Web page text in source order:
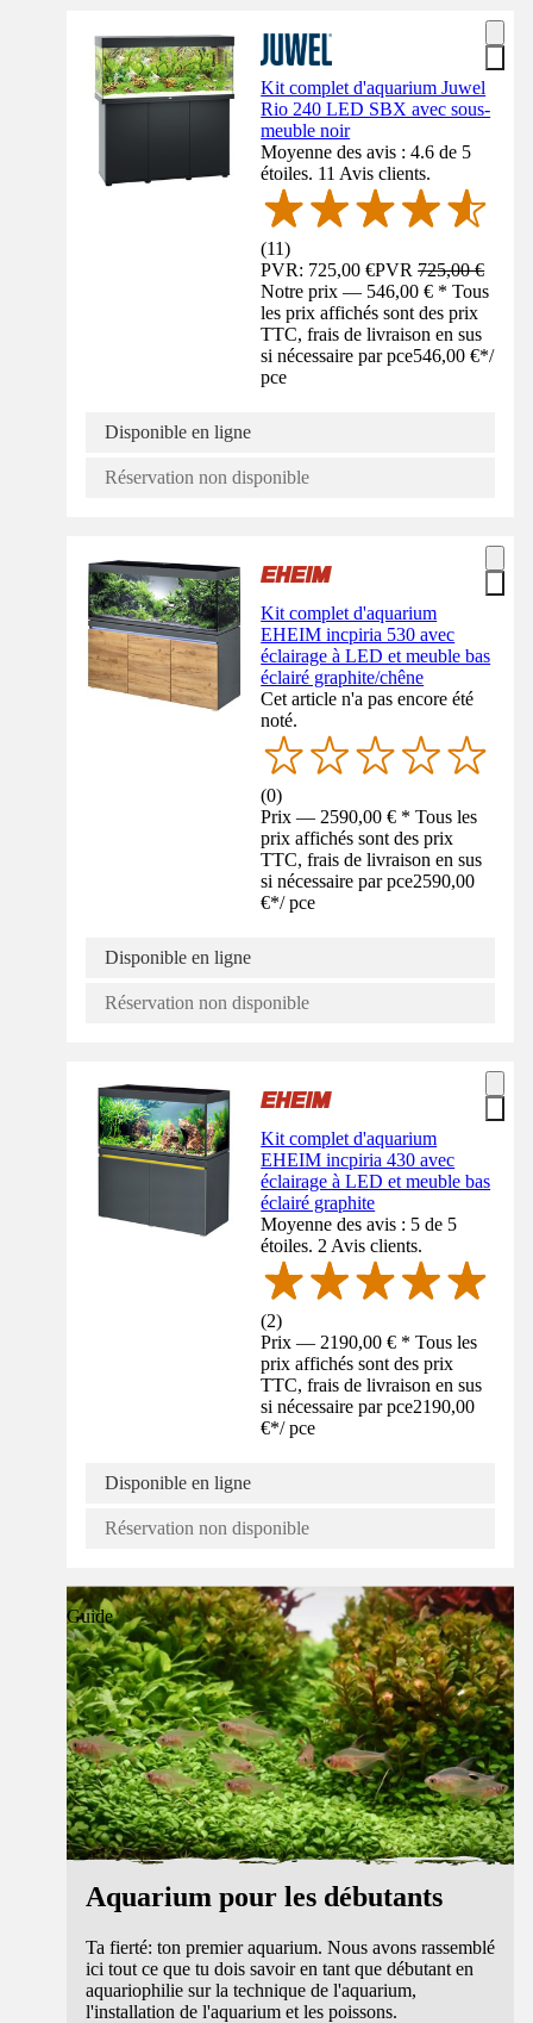
Kit complet d'aquarium Juwel
Rio 240 LED SBX avec sous-
meuble noir
Moyenne des avis : 4.6 de 5
étoiles. 11 Avis clients.
(11)
PVR: 725,00 €PVR725,00 €
Notre prix — 546,00 € * Tous
les prix affichés sont des prix
TTC, frais de livraison en sus
si nécessaire par pce546,00 €*/
pce
Disponible en ligne
Réservation non disponible
Kit complet d'aquarium
EHEIM incpiria 530 avec
éclairage à LED et meuble bas
éclairé graphite/chêne
Cet article n'a pas encore été
noté.
(0)
Prix — 2590,00 € * Tous les
prix affichés sont des prix
TTC, frais de livraison en sus
si nécessaire par pce2590,00
€*/ pce
Disponible en ligne
Réservation non disponible
Kit complet d'aquarium
EHEIM incpiria 430 avec
éclairage à LED et meuble bas
éclairé graphite
Moyenne des avis : 5 de 5
étoiles. 2 Avis clients.
(2)
Prix — 2190,00 € * Tous les
prix affichés sont des prix
TTC, frais de livraison en sus
si nécessaire par pce2190,00
€*/ pce
Disponible en ligne
Réservation non disponible
Guide
Aquarium pour les débutants
Ta fierté: ton premier aquarium. Nous avons rassemblé
ici tout ce que tu dois savoir en tant que débutant en
aquariophilie sur la technique de l'aquarium,
l'installation de l'aquarium et les poissons.